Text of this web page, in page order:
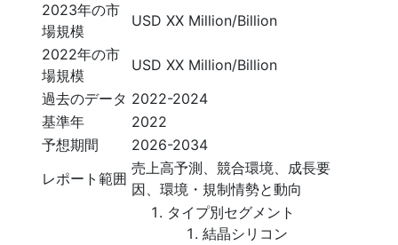
2023年の市
場規模
USD XX Million/Billion
2022年の市
場規模
USD XX Million/Billion
過去のデータ 2022-2024
基準年
2022
予想期間
2026-2034
レポート範囲
売上高予測、競合環境、成長要
因、環境・規制情勢と動向
タイプ別セグメント
結晶シリコン